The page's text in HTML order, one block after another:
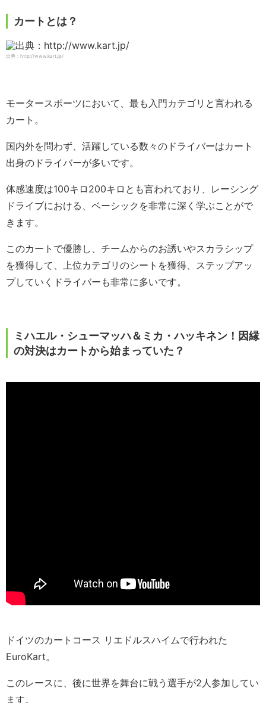
カートとは？
出典：http://www.kart.jp/
モータースポーツにおいて、最も入門カテゴリと言われる
カート。
国内外を問わず、活躍している数々のドライバーはカート
出身のドライバーが多いです。
体感速度は100キロ200キロとも言われており、レーシング
ドライブにおける、ベーシックを非常に深く学ぶことがで
きます。
このカートで優勝し、チームからのお誘いやスカラシップ
を獲得して、上位カテゴリのシートを獲得、ステップアッ
プしていくドライバーも非常に多いです。
ミハエル・シューマッハ＆ミカ・ハッキネン！因縁
の対決はカートから始まっていた？
ドイツのカートコース リエドルスハイムで行われた
EuroKart。
このレースに、後に世界を舞台に戦う選手が2人参加してい
ます。